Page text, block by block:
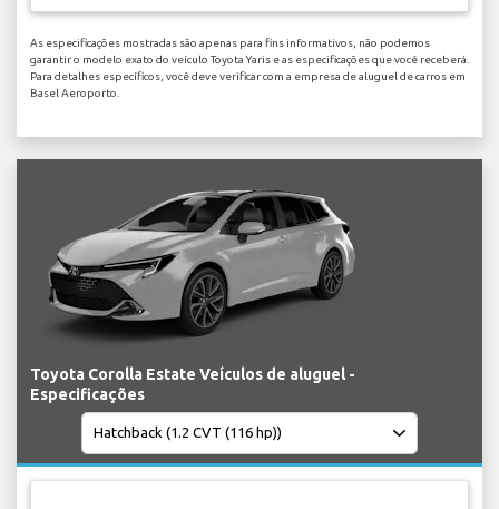
As especificações mostradas são apenas para fins informativos, não podemos
garantir o modelo exato do veículo Toyota Yaris e as especificações que você receberá.
Para detalhes específicos, você deve verificar com a empresa de aluguel de carros em
Basel Aeroporto.
Toyota Corolla Estate Veículos de aluguel -
Especificações